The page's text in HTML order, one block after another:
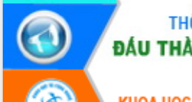
Lễ phát động chuỗi hoạt động chung
tay làm sạch môi trường
Xã Ea Kar bước chuyển mình trong
công tác cải cách hành chính mô hình
mới
UBND tỉnh họp báo định kỳ tháng 4
năm 2026